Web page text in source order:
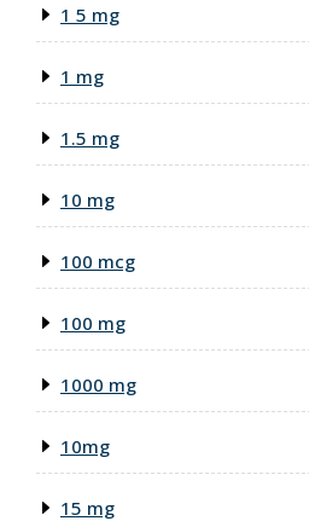
1 5 mg
1 mg
1.5 mg
10 mg
100 mcg
100 mg
1000 mg
10mg
15 mg